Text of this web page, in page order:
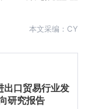
本文采编：CY
口贸易行业发
研究报告